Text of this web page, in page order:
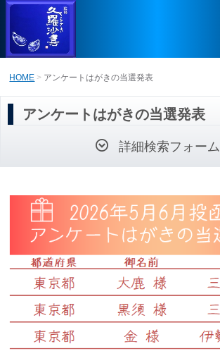
HOME アンケートはがきの当選発表
アンケートはがきの当選発表
詳細検索フォーム